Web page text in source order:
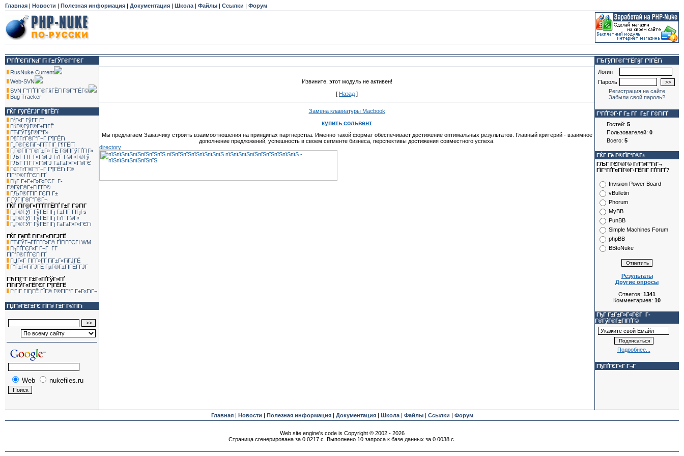
Главная | Новости | Полезная информация | Документация | Школа | Файлы | Ссылки | Форум
Г’ГҐГЄГіГ№Г Гї Г±ГЎГ®Г°ГЄГ
RusNuke Current
Web-SVN
SVN Г°ГҐГЇГ®Г§ГЁГІГ®Г°ГЁГ©
Bug Tracker
ГЌГ ГўГЁГЈГ Г¶ГЁГї
ГѓГ«Г ГўГ­Г Гї
ГЌГ®ГўГ®Г±ГІГЁ
ГЋГЎГ§Г®Г°Г»
Г€Г­ГґГ®Г°Г¬Г Г¶ГЁГї
Г„Г®ГЄГіГ¬ГҐГ­ГІГ Г¶ГЁГї
Г‚Г®ГЇГ°Г®Г±Г» ГЁ Г®ГІГўГҐГІГ»
ГЉГ ГІГ Г«Г®ГЈ ГґГ Г©Г«Г®Гў
ГЉГ ГІГ Г«Г®ГЈ Г±Г±Г»Г«Г®ГЄ
Г€Г­ГґГ®Г°Г¬Г Г¶ГЁГї Г®
ГЇГ°Г®ГҐГЄГІГҐ
ГђГ Г±Г±Г»Г«ГЄГ Г­
Г®ГўГ®Г±ГІГҐГ©
ГЉГ®Г­ГІГ ГЄГІ Г±
Г ГўГІГ®Г°Г®Г¬
ГЌГ ГЇГ®Г«Г­ГҐГ­ГЁГҐ Г±Г Г©ГІГ
Г„Г®ГЎГ ГўГЁГІГј Г±ГІГ ГІГјГѕ
Г„Г®ГЎГ ГўГЁГІГј ГґГ Г©Г«
Г„Г®ГЎГ ГўГЁГІГј Г±Г±Г»Г«ГЄГі
ГЌГ ГёГЁ ГіГ±Г«ГіГЈГЁ
ГЋГЎГ¬ГҐГ­Г­Г»Г© ГЇГіГ­ГЄГІ WM
ГђГҐГЄГ«Г Г¬Г Г­Г
ГЇГ°Г®ГҐГЄГІГҐ
ГЏГ«Г ГІГ­Г»ГҐ ГіГ±Г«ГіГЈГЁ
Г“Г±Г«ГіГЈГЁ ГµГ®Г±ГІГЁГ­ГЈГ
ГЋГІГ°Г Г±Г«ГҐГўГ»ГҐ
ГЇГіГЎГ«ГЁГЄГ Г¶ГЁГЁ
Г‘ГІГ ГІГјГЁ ГЇГ® Г®ГІГ°Г Г±Г«ГїГ¬
ГЏГ®ГЁГ±ГЄ ГЇГ® Г±Г Г©ГІГі
Web nukefiles.ru
Извините, этот модуль не активен!
[ Назад ]
Замена клавиатуры Macbook
купить сольвент
Мы предлагаем Заказчику строить взаимоотношения на принципах партнерства. Именно такой формат обеспечивает достижение оптимальных результатов. Главный критерий - взаимное
дополнение предложений, успешность в своем сегменте бизнеса, перспективы достижения совместного успеха.
directory
ГЂГўГІГ®Г°ГЁГ§Г Г¶ГЁГї
Логин
Пароль
Регистрация на сайте
Забыли свой пароль?
Г‘ГҐГ©Г·Г Г± Г­Г Г±Г Г©ГІГҐ
Гостей: 5
Пользователей: 0
Всего: 5
ГЌГ Гё Г®ГЇГ°Г®Г±
ГЉГ ГЄГ®Г© ГґГ®Г°ГіГ¬
ГЇГ°ГҐГ¤ГЇГ®Г·ГЁГІГ ГҐГІГҐ?
Invision Power Board
vBulletin
Phorum
MyBB
PunBB
Simple Machines Forum
phpBB
BBtoNuke
Результаты
Другие опросы
Ответов: 1341
Комментариев: 10
ГђГ Г±Г±Г»Г«ГЄГ Г­
Г®ГўГ®Г±ГІГҐГ©
Подробнее...
ГђГҐГЄГ«Г Г¬Г
Главная| Новости | Полезная информация| Документация| Школа| Файлы| Ссылки | Форум
Web site engine's code is Copyright © 2002 - 2026
Страница сгенерирована за 0.0217 с. Выполнено 10 запроса к базе данных за 0.0038 с.